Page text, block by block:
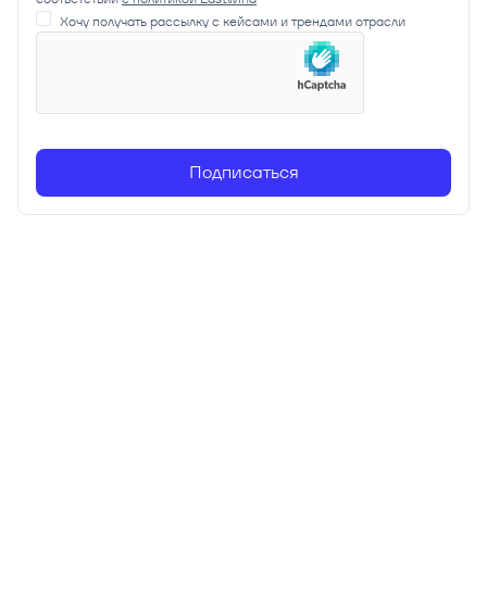
Хочу получать рассылку с кейсами и трендами отрасли